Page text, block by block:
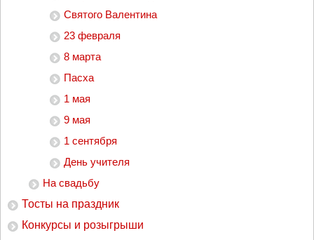
Святого Валентина
23 февраля
8 марта
Пасха
1 мая
9 мая
1 сентября
День учителя
На свадьбу
Тосты на праздник
Конкурсы и розыгрыши